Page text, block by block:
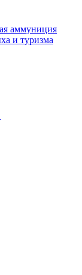
аммуниция
и туризма